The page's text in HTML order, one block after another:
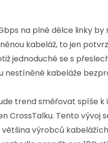
na plné délce linky
kabeláž, to jen
jednoduché se s
nestíněné kabeláže
trend směřovat spíše k
CrossTalku. Tento
většina výrobců